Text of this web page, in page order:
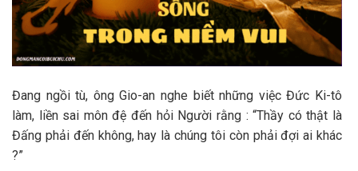
Đang ngồi tù, ông Gio-an nghe biết những việc Đức Ki-tô
làm, liền sai môn đệ đến hỏi Người rằng : “Thầy có thật là
Đấng phải đến không, hay là chúng tôi còn phải đợi ai khác
?”